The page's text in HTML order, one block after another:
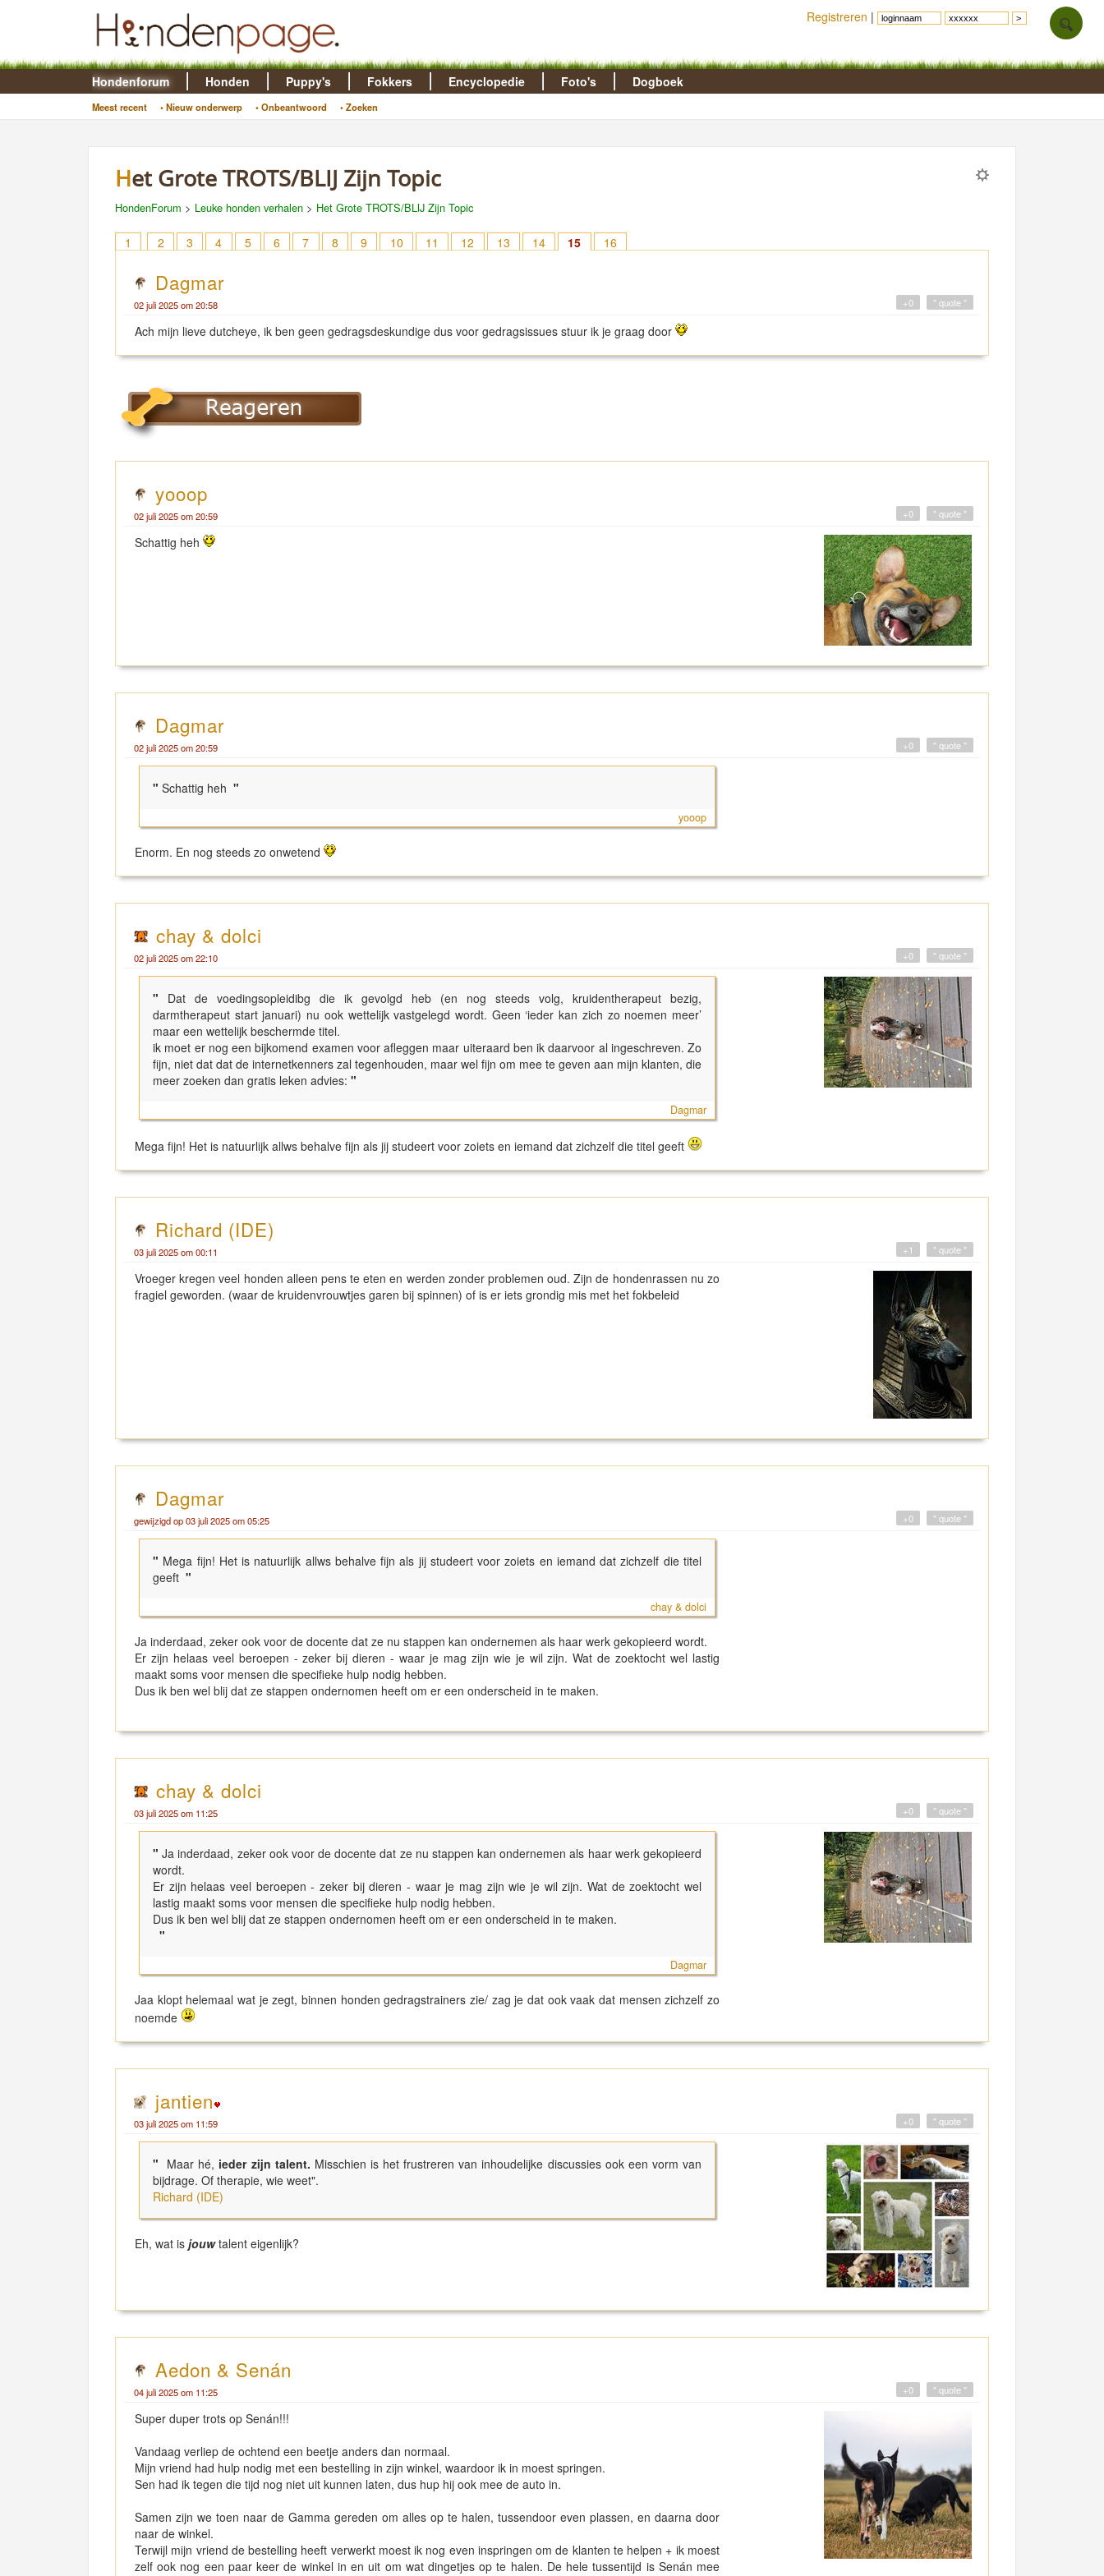
Hondenforum
Meest recent • Nieuw onderwerp • Onbeantwoord • Zoeken
Honden Puppy's Fokkers Encyclopedie Foto's Dogboek
Het Grote TROTS/BLIJ Zijn Topic
HondenForum > Leuke honden verhalen > Het Grote TROTS/BLIJ Zijn Topic
1 2 3 4 5 6 7 8 9 10 11 12 13 14 15 16
Dagmar
02 juli 2025 om 20:58 " quote "
+0
Ach mijn lieve dutcheye, ik ben geen gedragsdeskundige dus voor gedragsissues stuur ik je graag door
yooop
02 juli 2025 om 20:59 " quote "
+0
Schattig heh
Dagmar
02 juli 2025 om 20:59 " quote "
+0
" Schattig heh "
yooop
Enorm. En nog steeds zo onwetend
chay & dolci
02 juli 2025 om 22:10 " quote "
+0
" Dat de voedingsopleidibg die ik gevolgd heb (en nog steeds volg, kruidentherapeut bezig,
darmtherapeut start januari) nu ook wettelijk vastgelegd wordt. Geen ‘ieder kan zich zo noemen meer’
maar een wettelijk beschermde titel.
ik moet er nog een bijkomend examen voor afleggen maar uiteraard ben ik daarvoor al ingeschreven. Zo
fijn, niet dat dat de internetkenners zal tegenhouden, maar wel fijn om mee te geven aan mijn klanten, die
meer zoeken dan gratis leken advies: "
Dagmar
Mega fijn! Het is natuurlijk allws behalve fijn als jij studeert voor zoiets en iemand dat zichzelf die titel geeft
Richard (IDE)
03 juli 2025 om 00:11 " quote "
+1
Vroeger kregen veel honden alleen pens te eten en werden zonder problemen oud. Zijn de hondenrassen nu zo
fragiel geworden. (waar de kruidenvrouwtjes garen bij spinnen) of is er iets grondig mis met het fokbeleid
Dagmar
gewijzigd op 03 juli 2025 om 05:25 " quote "
+0
" Mega fijn! Het is natuurlijk allws behalve fijn als jij studeert voor zoiets en iemand dat zichzelf die titel
geeft "
chay & dolci
Ja inderdaad, zeker ook voor de docente dat ze nu stappen kan ondernemen als haar werk gekopieerd wordt.
Er zijn helaas veel beroepen - zeker bij dieren - waar je mag zijn wie je wil zijn. Wat de zoektocht wel lastig
maakt soms voor mensen die specifieke hulp nodig hebben.
Dus ik ben wel blij dat ze stappen ondernomen heeft om er een onderscheid in te maken.
chay & dolci
03 juli 2025 om 11:25 " quote "
+0
"Ja inderdaad, zeker ook voor de docente dat ze nu stappen kan ondernemen als haar werk gekopieerd
wordt.
Er zijn helaas veel beroepen - zeker bij dieren - waar je mag zijn wie je wil zijn. Wat de zoektocht wel
lastig maakt soms voor mensen die specifieke hulp nodig hebben.
Dus ik ben wel blij dat ze stappen ondernomen heeft om er een onderscheid in te maken.
"
Dagmar
Jaa klopt helemaal wat je zegt, binnen honden gedragstrainers zie/ zag je dat ook vaak dat mensen zichzelf zo
noemde
jantien
03 juli 2025 om 11:59 " quote "
+0
" Maar hé, ieder zijn talent. Misschien is het frustreren van inhoudelijke discussies ook een vorm van
bijdrage. Of therapie, wie weet".
Richard (IDE)
Eh, wat is jouwtalent eigenlijk?
Aedon & Senán
04 juli 2025 om 11:25 " quote "
+0
Super duper trots op Senán!!!
Vandaag verliep de ochtend een beetje anders dan normaal.
Mijn vriend had hulp nodig met een bestelling in zijn winkel, waardoor ik in moest springen.
Sen had ik tegen die tijd nog niet uit kunnen laten, dus hup hij ook mee de auto in.
Samen zijn we toen naar de Gamma gereden om alles op te halen, tussendoor even plassen, en daarna door
naar de winkel.
Terwijl mijn vriend de bestelling heeft verwerkt moest ik nog even inspringen om de klanten te helpen + ik moest
zelf ook nog een paar keer de winkel in en uit om wat dingetjes op te halen. De hele tussentijd is Senán mee
Registreren |